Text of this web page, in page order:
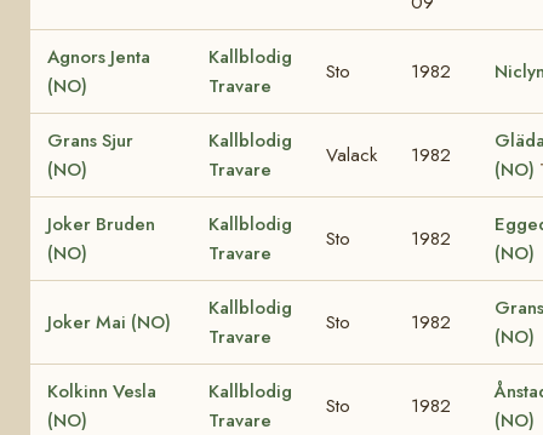
Agnors Jenta
(NO)
Kallblodig
Travare
Sto 1982
Grans Sjur
(NO)
Kallblodig
Travare
Valack 1982
(NO)
Joker Bruden
(NO)
Kallblodig
Travare
Sto 1982
(NO)
Joker Mai (NO)
Kallblodig
Travare
Sto 1982
(NO)
Kolkinn Vesla
(NO)
Kallblodig
Travare
Sto 1982
(NO)